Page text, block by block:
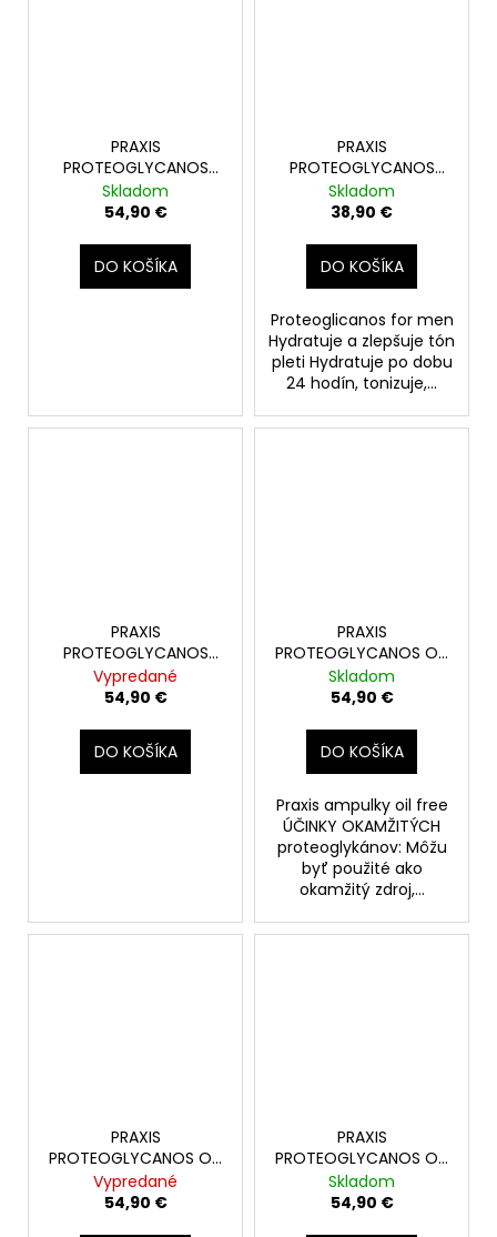
PRAXIS
PROTEOGLYCANOS
MEN + VIT. C+ SET
6+6amp.
Skladom
54,90 €
DO KOŠÍKA
PRAXIS
PROTEOGLYCANOS
MEN 6ks
Skladom
38,90 €
DO KOŠÍKA
Proteoglicanos for men
Hydratuje a zlepšuje tón
pleti Hydratuje po dobu
24 hodín, tonizuje,...
PRAXIS
PROTEOGLYCANOS
MEN SET 6+6amp.
Vypredané
54,90 €
DO KOŠÍKA
PRAXIS
PROTEOGLYCANOS OIL
FREE + VIT.C SET
6+6amp.
Skladom
54,90 €
DO KOŠÍKA
Praxis ampulky oil free
ÚČINKY OKAMŽITÝCH
proteoglykánov: Môžu
byť použité ako
okamžitý zdroj,...
PRAXIS
PROTEOGLYCANOS OIL
FREE SET 6+6amp.
Vypredané
54,90 €
PRAXIS
PROTEOGLYCANOS OIL
FREE+MEN SET
6+6amp.
Skladom
54,90 €